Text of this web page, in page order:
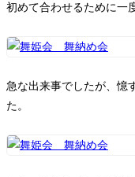
初めて合わせるために一
急な出来事でしたが、憶
た。